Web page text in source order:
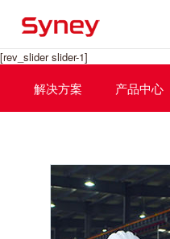
[rev_slider slider-1]
解决方案 产品中心